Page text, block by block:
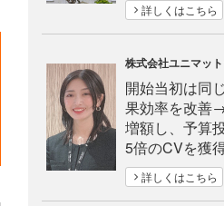
詳しくはこちら
株式会社ユニマッ
開始当初は同
果効率を改善
増額し、予算
5倍のCVを獲
詳しくはこちら